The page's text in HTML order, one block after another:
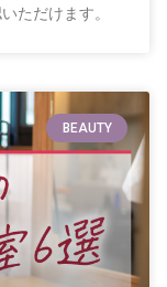
ただけます。
BEAUTY